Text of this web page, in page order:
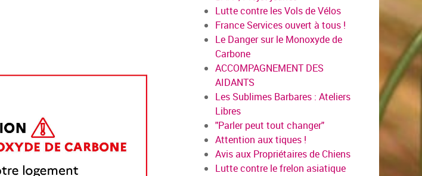
Lutte contre les Vols de Vélos
France Services ouvert à tous !
Le Danger sur le Monoxyde de
Carbone
ACCOMPAGNEMENT DES
AIDANTS
Les Sublimes Barbares : Ateliers
Libres
"Parler peut tout changer"
Attention aux tiques !
Avis aux Propriétaires de Chiens
Lutte contre le frelon asiatique